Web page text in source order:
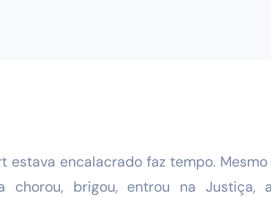
estava encalacrado faz tempo.
chorou, brigou, entrou na Justiça,